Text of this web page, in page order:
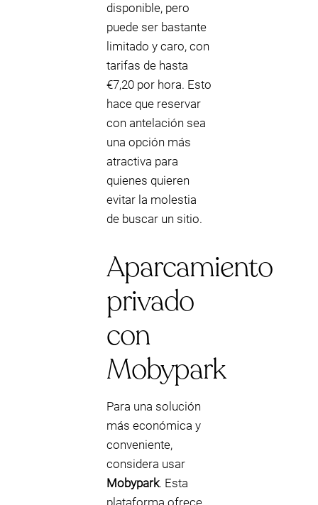
disponible, pero
puede ser bastante
limitado y caro, con
tarifas de hasta
€7,20 por hora. Esto
hace que reservar
con antelación sea
una opción más
atractiva para
quienes quieren
evitar la molestia
de buscar un sitio.
Aparcamiento
privado
con
Mobypark
Para una solución
más económica y
conveniente,
considera usar
Mobypark. Esta